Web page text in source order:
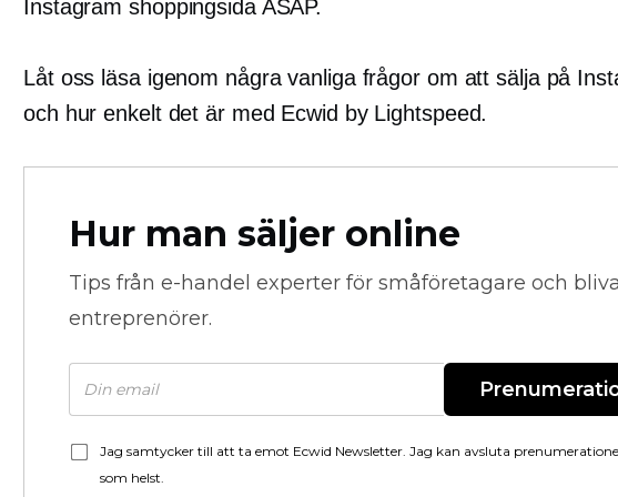
Instagram shoppingsida ASAP.
Låt oss läsa igenom några vanliga frågor om att sälja på
och hur enkelt det är med Ecwid by Lightspeed.
Hur man säljer online
Tips från e-handel experter för småföretagare och
entreprenörer.
Jag samtycker till att ta emot Ecwid Newsletter. Jag kan avsluta
som helst.